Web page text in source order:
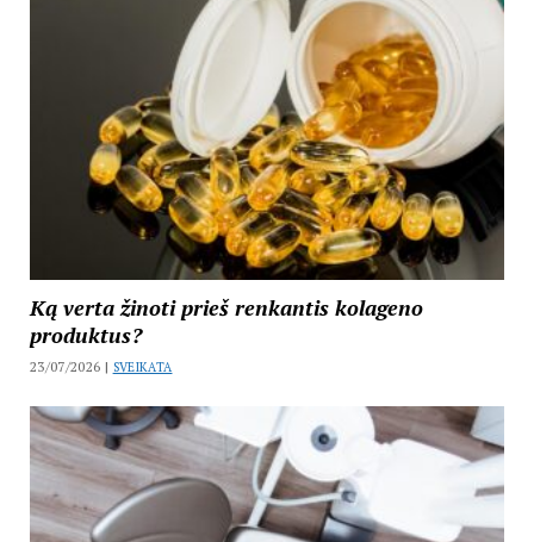
Ką verta žinoti prieš renkantis kolageno
produktus?
23/07/2026 | SVEIKATA